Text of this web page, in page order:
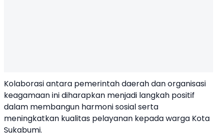
Kolaborasi antara pemerintah daerah dan organisasi
keagamaan ini diharapkan menjadi langkah positif
dalam membangun harmoni sosial serta
meningkatkan kualitas pelayanan kepada warga Kota
Sukabumi.